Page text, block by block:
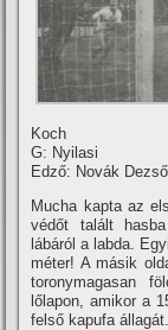
Koch
G: Nyilasi
Edző: Novák Dezső
Mucha kapta az
védőt talált
lábáról a labda.
méter! A másik
toronymagasan
lőlapon, amikor a
felső kapufa állagát.